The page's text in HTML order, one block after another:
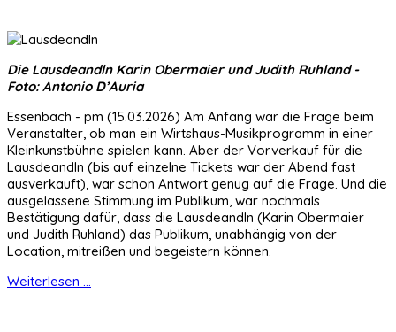
Die Lausdeandln Karin Obermaier und Judith Ruhland -
Foto: Antonio D’Auria
Essenbach - pm (15.03.2026) Am Anfang war die Frage beim
Veranstalter, ob man ein Wirtshaus-Musikprogramm in einer
Kleinkunstbühne spielen kann. Aber der Vorverkauf für die
Lausdeandln (bis auf einzelne Tickets war der Abend fast
ausverkauft), war schon Antwort genug auf die Frage. Und die
ausgelassene Stimmung im Publikum, war nochmals
Bestätigung dafür, dass die Lausdeandln (Karin Obermaier
und Judith Ruhland) das Publikum, unabhängig von der
Location, mitreißen und begeistern können.
Weiterlesen ...